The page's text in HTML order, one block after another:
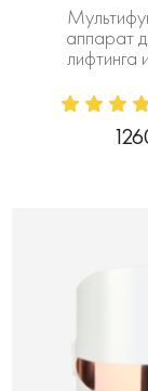
аппарат
лифтинга